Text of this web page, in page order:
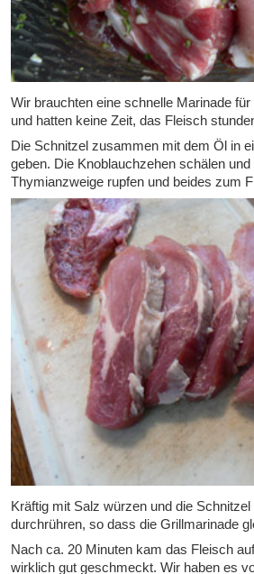
Wir brauchten eine schnelle Marinade
und hatten keine Zeit, das Fleisch
Die Schnitzel zusammen mit dem Öl in
geben. Die Knoblauchzehen schälen
Thymianzweige rupfen und beides zum
Kräftig mit Salz würzen und die
durchrühren, so dass die Grillmarinade
Nach ca. 20 Minuten kam das Fleisch
wirklich gut geschmeckt. Wir haben es